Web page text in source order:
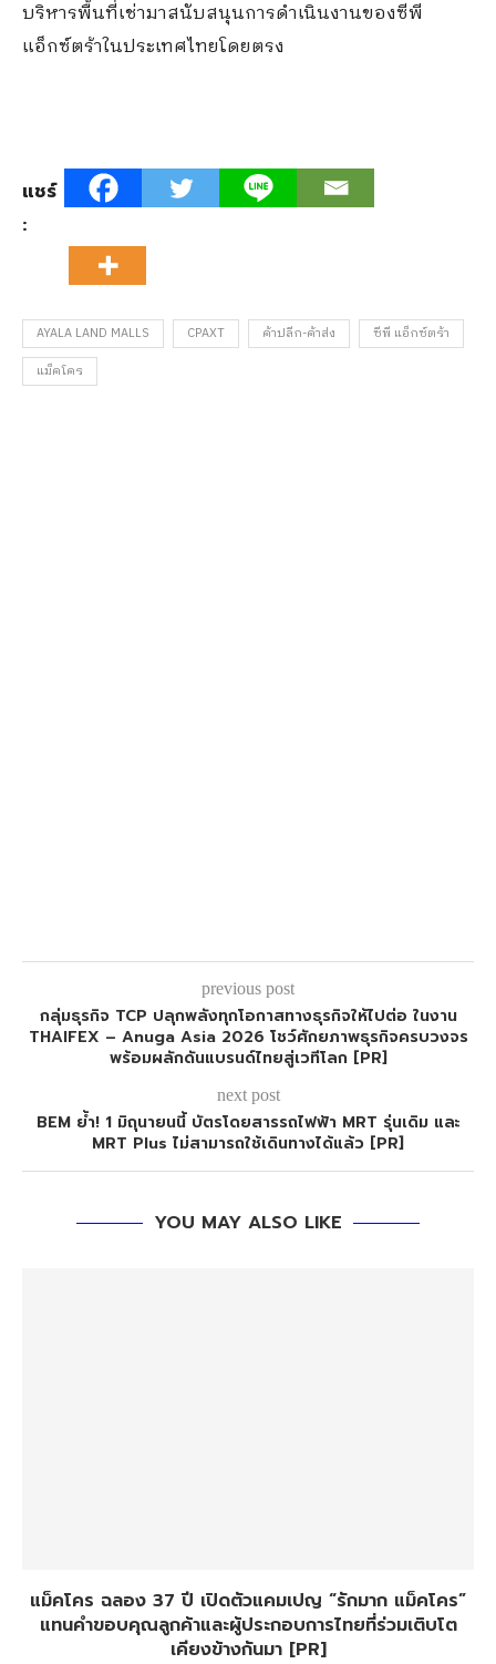
บริหารพื้นที่เช่ามาสนับสนุนการดำเนินงานของซีพี
แอ็กซ์ตร้าในประเทศไทยโดยตรง
แชร์
:
AYALA LAND MALLS CPAXT ค้าปลีก-ค้าส่ง
ซีพี แอ็กซ์ตร้า
แม็คโคร
previous post
กลุ่มธุรกิจ TCP ปลุกพลังทุกโอกาสทางธุรกิจให้ไปต่อ ในงาน
THAIFEX – Anuga Asia 2026 โชว์ศักยภาพธุรกิจครบวงจร
พร้อมผลักดันแบรนด์ไทยสู่เวทีโลก [PR]
next post
BEM ย้ำ! 1 มิถุนายนนี้ บัตรโดยสารรถไฟฟ้า MRT รุ่นเดิม และ
MRT Plus ไม่สามารถใช้เดินทางได้แล้ว [PR]
YOU MAY ALSO LIKE
แม็คโคร ฉลอง 37 ปี เปิดตัวแคมเปญ “รักมาก แม็คโคร”
แทนคำขอบคุณลูกค้าและผู้ประกอบการไทยที่ร่วมเติบโต
เคียงข้างกันมา [PR]